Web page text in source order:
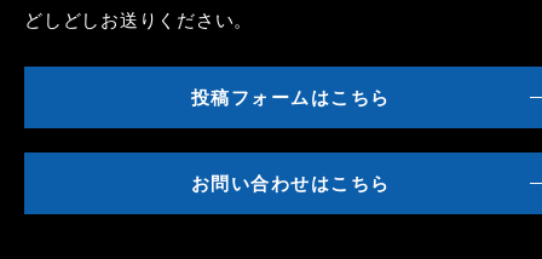
どしどしお送りください。
投稿フォームはこちら
お問い合わせはこちら